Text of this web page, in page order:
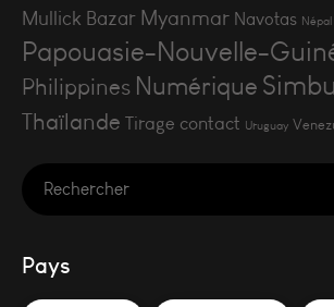
Mullick Bazar Myanmar Navotas Népal
Papouasie-Nouvelle-
Philippines Numérique Simbu
Thaïlande Tirage contact Uruguay
Pays